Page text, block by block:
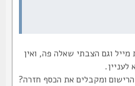
וגם הצבתי שאלה פה, ואין
ומקבלים את הכסף חזרה?